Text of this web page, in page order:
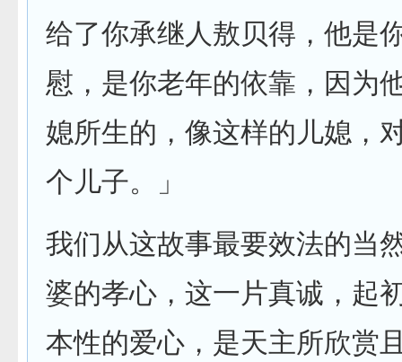
给了你承继人敖贝得，他是
慰，是你老年的依靠，因为
媳所生的，像这样的儿媳，
个儿子。」
我们从这故事最要效法的当
婆的孝心，这一片真诚，起
本性的爱心，是天主所欣赏